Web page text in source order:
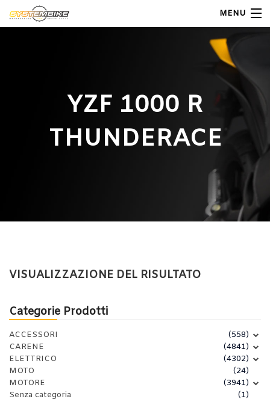
MENU
Contatti
YZF 1000 R
THUNDERACE
Categorie Prodotti
ACCESSORI
(558)
CARENE
(4841)
ELETTRICO
(4302)
MOTO
(24)
MOTORE
(3941)
Senza categoria
(1)
VISUALIZZAZIONE DEL RISULTATO